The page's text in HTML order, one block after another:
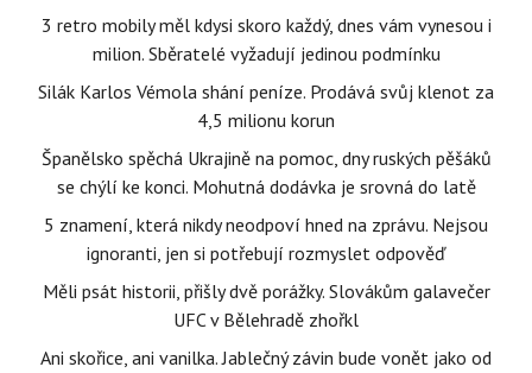
3 retro mobily měl kdysi skoro každý, dnes vám vynesou i
milion. Sběratelé vyžadují jedinou podmínku
Silák Karlos Vémola shání peníze. Prodává svůj klenot za
4,5 milionu korun
Španělsko spěchá Ukrajině na pomoc, dny ruských pěšáků
se chýlí ke konci. Mohutná dodávka je srovná do latě
5 znamení, která nikdy neodpoví hned na zprávu. Nejsou
ignoranti, jen si potřebují rozmyslet odpověď
Měli psát historii, přišly dvě porážky. Slovákům galavečer
UFC v Bělehradě zhořkl
Ani skořice, ani vanilka. Jablečný závin bude vonět jako od